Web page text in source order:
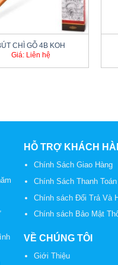
CHÌ GỖ 4B KOH
Giá: Liên hệ
HỖ TRỢ KHÁCH
Chính Sách Giao Hàng
Chính Sách Thanh Toán
Chính sách Đổi Trả Và
Chính sách Bảo Mật
VỀ CHÚNG TÔI
Giới Thiệu